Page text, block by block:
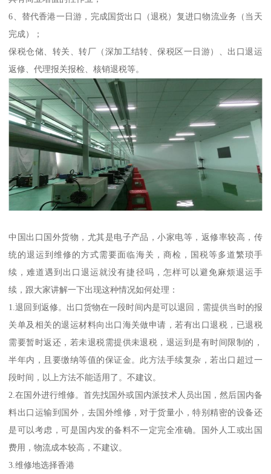
6、替代香港一日游，完成国货出口（退税）复进口物流业务（当天
完成）；
保税仓储、转关、转厂（深加工结转、保税区一日游）、出口退运
返修、代理报关报检、核销退税等。
中国出口国外货物，尤其是电子产品，小家电等，返修率较高，传
统的退运到维修的方式需要面临海关，商检，国税等多道繁琐手
续，难道遇到出口退运就没有捷径吗，怎样可以避免麻烦退运手
续，跟大家讲解一下出现这种情况如何处理：
1.退回到返修。出口货物在一段时间内是可以退回，需提供当时的报
关单及相关的退运材料向出口海关做申请，若有出口退税，已退税
需要暂时返还，若未退税需提供未退税，退运到是有时间限制的，
半年内，且要缴纳等值的保证金。此方法手续复杂，若出口超过一
段时间，以上方法不能适用了。不建议。
2.在国外进行维修。首先找国外或国内派技术人员出国，然后国内备
料出口运输到国外，去国外维修，对于货量小，特别精密的设备还
是可以考虑，可是国内发的备料不一定完全准确。国外人工或出国
费用，物流成本较高，不建议。
3.维修地选择香港